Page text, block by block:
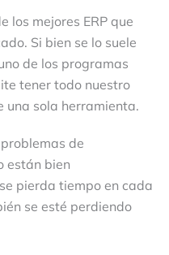
los mejores ERP que
Si bien se lo suele
de los programas
tener todo nuestro
una sola herramienta.
de
están bien
pierda tiempo en cada
se esté perdiendo